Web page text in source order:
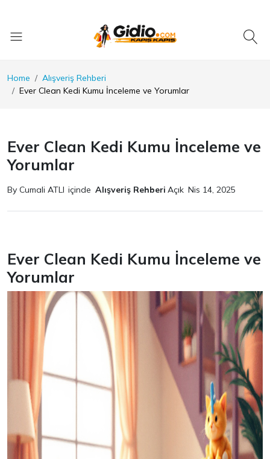
Home
Alışveriş Rehberi
Ever Clean Kedi Kumu İnceleme ve Yorumlar
Ever Clean Kedi Kumu İnceleme ve
Yorumlar
By Cumali ATLI içinde Alışveriş Rehberi Açık Nis 14, 2025
Ever Clean Kedi Kumu İnceleme ve
Yorumlar